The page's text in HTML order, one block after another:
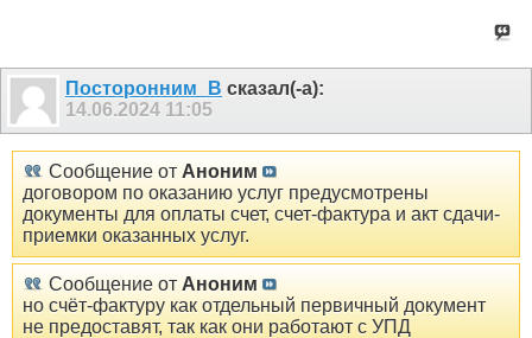
Посторонним_В сказал(-а):
14.06.2024 11:05
Сообщение от Аноним
договором по оказанию услуг предусмотрены
документы для оплаты счет, счет-фактура и акт сдачи-
приемки оказанных услуг.
Сообщение от Аноним
но счёт-фактуру как отдельный первичный документ
не предоставят, так как они работают с УПД